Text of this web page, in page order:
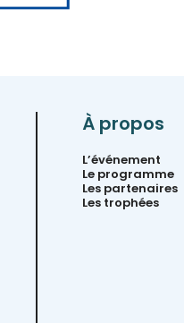
À propos
L’événement
Le programme
Les partenaires
Les trophées